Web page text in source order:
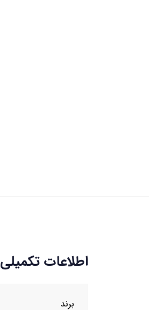
اطلاعات تکمیلی
برند